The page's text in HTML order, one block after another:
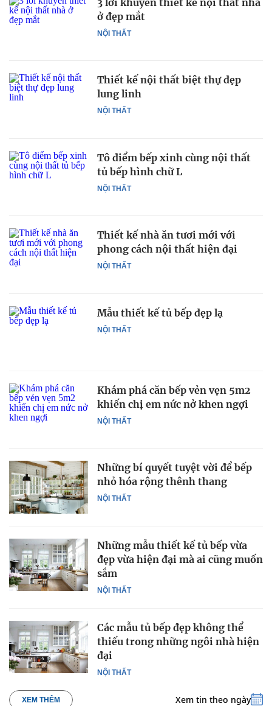
NỘI THẤT
ở đẹp mắt
NỘI THẤT
Thiết kế nội thất biệt thự đẹp
lung linh
NỘI THẤT
Tô điểm bếp xinh cùng nội thất
tủ bếp hình chữ L
NỘI THẤT
Thiết kế nhà ăn tươi mới với
phong cách nội thất hiện đại
NỘI THẤT
Mẫu thiết kế tủ bếp đẹp lạ
NỘI THẤT
Khám phá căn bếp vẻn vẹn 5m2
khiến chị em nức nở khen ngợi
NỘI THẤT
Những bí quyết tuyệt vời để bếp
nhỏ hóa rộng thênh thang
NỘI THẤT
Những mẫu thiết kế tủ bếp vừa
đẹp vừa hiện đại mà ai cũng muốn
sắm
NỘI THẤT
Các mẫu tủ bếp đẹp không thể
thiếu trong những ngôi nhà hiện
đại
XEM THÊM Xem tin theo ngày